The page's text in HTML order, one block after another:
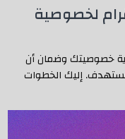
لخصوصية
خصوصيتك وضمان أن
إليك الخطوات